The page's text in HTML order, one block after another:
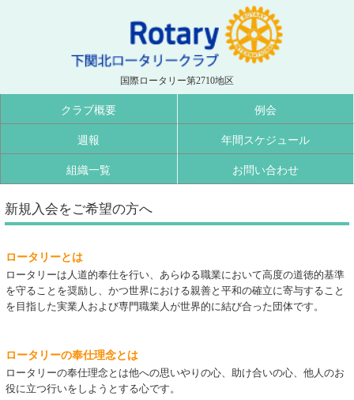
国際ロータリー第2710地区
クラブ概要 例会
週報 年間スケジュール
組織一覧 お問い合わせ
新規入会をご希望の方へ
ロータリーとは
ロータリーは人道的奉仕を行い、あらゆる職業において高度の道徳的基準
を守ることを奨励し、かつ世界における親善と平和の確立に寄与すること
を目指した実業人および専門職業人が世界的に結び合った団体です。
ロータリーの奉仕理念とは
ロータリーの奉仕理念とは他への思いやりの心、助け合いの心、他人のお
役に立つ行いをしようとする心です。